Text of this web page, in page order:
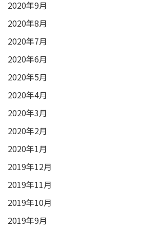
2020年9月
2020年8月
2020年7月
2020年6月
2020年5月
2020年4月
2020年3月
2020年2月
2020年1月
2019年12月
2019年11月
2019年10月
2019年9月